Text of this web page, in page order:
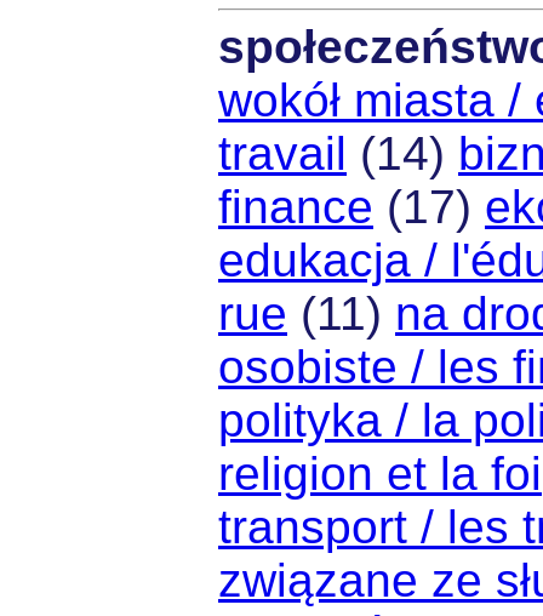
wokół miasta /
travail (14)
finance (17)
edukacja /
rue (11) na
osobiste / les
polityka / la
religion et la foi
transport / les
związane ze